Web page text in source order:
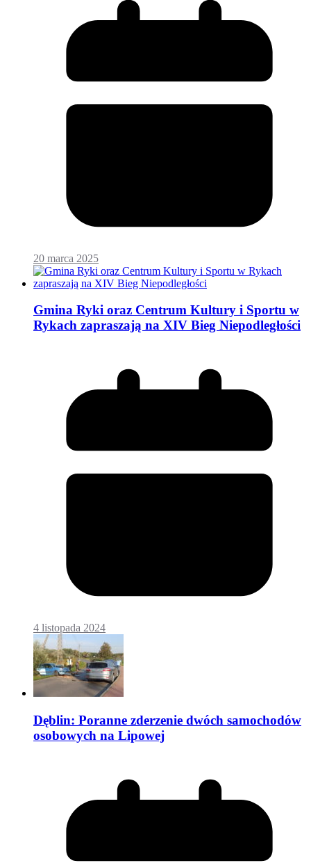
20 marca 2025
Gmina Ryki oraz Centrum Kultury i Sportu w
Rykach zapraszają na XIV Bieg Niepodległości
4 listopada 2024
Dęblin: Poranne zderzenie dwóch samochodów
osobowych na Lipowej